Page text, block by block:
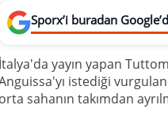
Sporx’i buradan
İtalya'da yayın yapan
istediği
orta sahanın takımdan